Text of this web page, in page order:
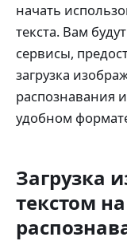
начать
текста. Вам
сервисы,
загрузка
распознавания
удобном
Загрузка
текстом